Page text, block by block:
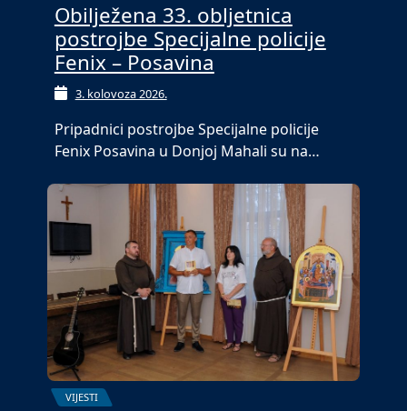
Obilježena 33. obljetnica
postrojbe Specijalne policije
Fenix – Posavina
3. kolovoza 2026.
Pripadnici postrojbe Specijalne policije
Fenix Posavina u Donjoj Mahali su na…
VIJESTI